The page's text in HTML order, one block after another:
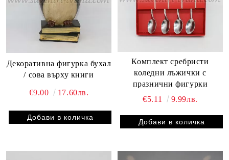
Декоративна фигурка бухал
/ сова върху книги
€9.00 17.60лв.
Комплект сребристи
коледни лъжички с
празнични фигурки
€5.11
9.99лв.